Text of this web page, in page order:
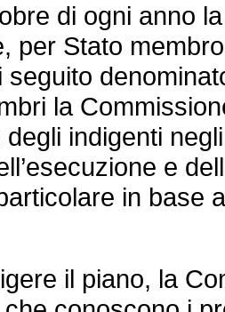
di ogni anno
per Stato
seguito
la
indigenti
e
in base
il piano, la